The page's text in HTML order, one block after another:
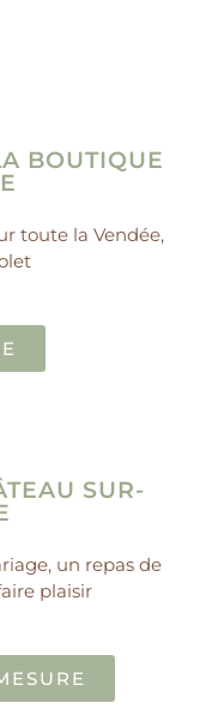
BOUTIQUE
toute la Vendée,
SUR-
un repas de
plaisir